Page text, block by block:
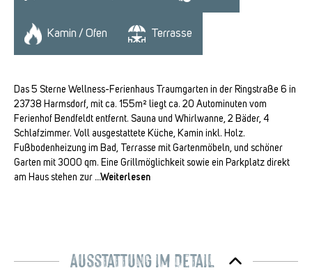
Kamin / Ofen Terrasse
Das 5 Sterne Wellness-Ferienhaus Traumgarten in der Ringstraße 6 in
23738 Harmsdorf, mit ca. 155m² liegt ca. 20 Autominuten vom
Ferienhof Bendfeldt entfernt. Sauna und Whirlwanne, 2 Bäder, 4
Schlafzimmer. Voll ausgestattete Küche, Kamin inkl. Holz.
Fußbodenheizung im Bad, Terrasse mit Gartenmöbeln, und schöner
Garten mit 3000 qm. Eine Grillmöglichkeit sowie ein Parkplatz direkt
am Haus stehen zur ...Weiterlesen
Ausstattung im Detail